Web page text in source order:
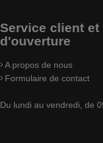
Service client et
d'ouverture
A propos de nous
Formulaire de contact
Du lundi au vendredi, de